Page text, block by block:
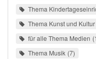
Thema
Thema Kunst und Kultur
für alle Thema Medien
Thema Musik 7